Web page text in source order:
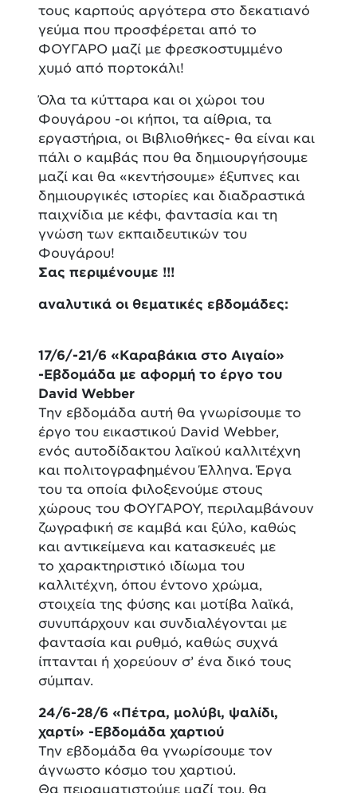
τους καρπούς αργότερα στο δεκατιανό
γεύμα που προσφέρεται από το
ΦΟΥΓΑΡΟ μαζί με φρεσκοστυμμένο
χυμό από πορτοκάλι!
Όλα τα κύτταρα και οι χώροι του
Φουγάρου -οι κήποι, τα αίθρια, τα
εργαστήρια, οι Βιβλιοθήκες- θα είναι και
πάλι ο καμβάς που θα δημιουργήσουμε
μαζί και θα «κεντήσουμε» έξυπνες και
δημιουργικές ιστορίες και διαδραστικά
παιχνίδια με κέφι, φαντασία και τη
γνώση των εκπαιδευτικών του
Φουγάρου!
Σας περιμένουμε !!!
αναλυτικά οι θεματικές εβδομάδες:
17/6/-21/6 «Καραβάκια στο Αιγαίο»
-Εβδομάδα με αφορμή το έργο του
David Webber
Την εβδομάδα αυτή θα γνωρίσουμε το
έργο του εικαστικού David Webber,
ενός αυτοδίδακτου λαϊκού καλλιτέχνη
και πολιτογραφημένου Έλληνα. Έργα
του τα οποία φιλοξενούμε στους
χώρους του ΦΟΥΓΑΡΟΥ, περιλαμβάνουν
ζωγραφική σε καμβά και ξύλο, καθώς
και αντικείμενα και κατασκευές με
το χαρακτηριστικό ιδίωμα του
καλλιτέχνη, όπου έντονο χρώμα,
στοιχεία της φύσης και μοτίβα λαϊκά,
συνυπάρχουν και συνδιαλέγονται με
φαντασία και ρυθμό, καθώς συχνά
ίπτανται ή χορεύουν σ’ ένα δικό τους
σύμπαν.
24/6-28/6 «Πέτρα, μολύβι, ψαλίδι,
χαρτί» -Εβδομάδα χαρτιού
Την εβδομάδα θα γνωρίσουμε τον
άγνωστο κόσμο του χαρτιού.
Θα πειραματιστούμε μαζί του, θα